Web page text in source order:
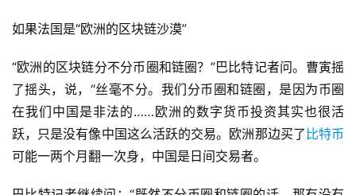
如果法国是“欧洲的区块链沙漠”
“欧洲的区块链分不分币圈和链圈？”巴比特记者问。曹寅摇
了摇头，说，“丝毫不分。我们分币圈和链圈，是因为币圈
在我们中国是非法的……欧洲的数字货币投资其实也很活
跃，只是没有像中国这么活跃的交易。欧洲那边买了 比特币
可能一两个月翻一次身，中国是日间交易者。